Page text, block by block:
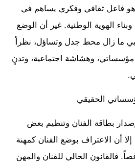
هو فاعل ثقافي وفكري يساهم في
الهوية الوطنية. غير أن الوضع
ما زال محط جدل وتساؤل، نظراً
وهشاشة اجتماعية، وتدنٍ
بطاقة الفنان وتنظيم بعض
أن الاعتراف بوضع الفنان كمهنة
فالقانون الحالي للفنان والمهن